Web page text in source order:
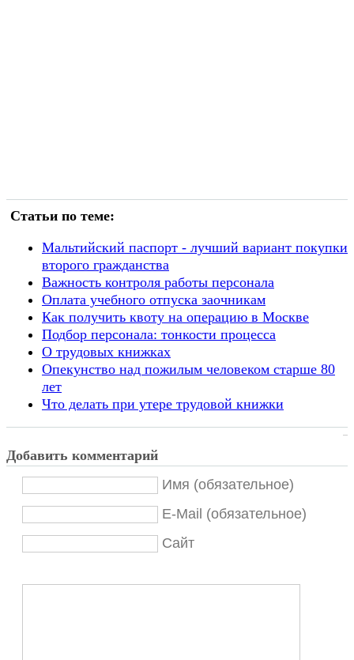
Статьи по теме:
Мальтийский паспорт - лучший вариант покупки
второго гражданства
Важность контроля работы персонала
Оплата учебного отпуска заочникам
Как получить квоту на операцию в Москве
Подбор персонала: тонкости процесса
О трудовых книжках
Опекунство над пожилым человеком старше 80
лет
Что делать при утере трудовой книжки
Добавить комментарий
Имя (обязательное)
E-Mail (обязательное)
Сайт